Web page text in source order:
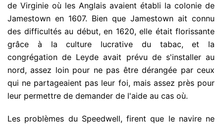
de Virginie où les Anglais avaient établi la colonie de
Jamestown en 1607. Bien que Jamestown ait connu
des difficultés au début, en 1620, elle était florissante
grâce à la culture lucrative du tabac, et la
congrégation de Leyde avait prévu de s'installer au
nord, assez loin pour ne pas être dérangée par ceux
qui ne partageaient pas leur foi, mais assez près pour
leur permettre de demander de l'aide au cas où.
Les problèmes du Speedwell, firent que le navire ne